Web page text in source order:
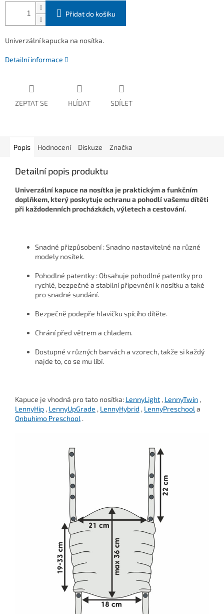
Přidat do košíku
Univerzální kapucka na nosítka.
Detailní informace
ZEPTAT SE HLÍDAT SDÍLET
Popis Hodnocení Diskuze Značka
Detailní popis produktu
Univerzální kapuce na nosítka je praktickým a funkčním
doplňkem, který poskytuje ochranu a pohodlí vašemu dítěti
při každodenních procházkách, výletech a cestování.
Snadné přizpůsobení : Snadno nastavitelné na různé
modely nosítek.
Pohodlné patentky : Obsahuje pohodlné patentky pro
rychlé, bezpečné a stabilní připevnění k nosítku a také
pro snadné sundání.
Bezpečně podepře hlavičku spícího dítěte.
Chrání před větrem a chladem.
Dostupné v různých barvách a vzorech, takže si každý
najde to, co se mu líbí.
Kapuce je vhodná pro tato nosítka: LennyLight , LennyTwin ,
LennyHip , LennyUpGrade , LennyHybrid , LennyPreschool a
Onbuhimo Preschool .